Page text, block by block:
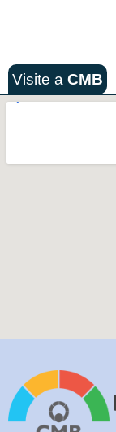
Visite a CMB